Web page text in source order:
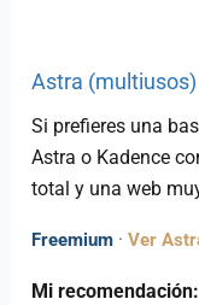
Astra (multiusos)
Si prefieres una
Astra o Kadence
total y una web
Freemium ·Ver
Mi recomendación: